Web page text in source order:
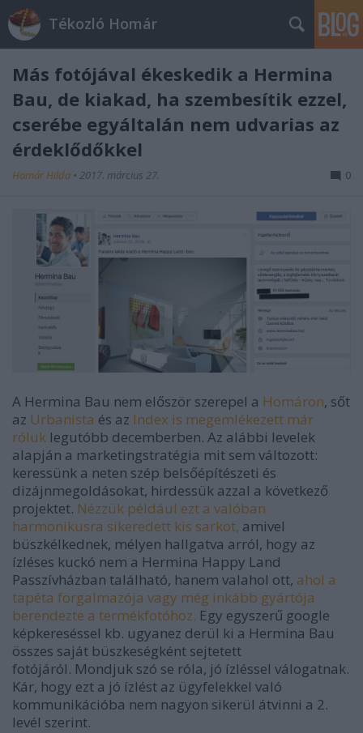
Tékozló Homár
Más fotójával ékeskedik a Hermina
Bau, de kiakad, ha szembesítik ezzel,
cserébe egyáltalán nem udvarias az
érdeklődőkkel
Homár Hilda • 2017. március 27. 0
A Hermina Bau nem először szerepel a Homáron, sőt
az Urbanista és az Index is megemlékezett már
róluk legutóbb decemberben. Az alábbi levelek
alapján a marketingstratégia mit sem változott:
keressünk a neten szép belsőépítészeti és
dizájnmegoldásokat, hirdessük azzal a következő
projektet. Nézzük például ezt a valóban
harmonikusra sikeredett kis sarkot, amivel
büszkélkednek, mélyen hallgatva arról, hogy az
ízléses kuckó nem a Hermina Happy Land
Passzívházban található, hanem valahol ott, ahol a
tapéta forgalmazója vagy még inkább gyártója
berendezte a termékfotóhoz. Egy egyszerű google
képkereséssel kb. ugyanez derül ki a Hermina Bau
összes saját büszkeségként sejtetett
fotójáról. Mondjuk szó se róla, jó ízléssel válogatnak.
Kár, hogy ezt a jó ízlést az ügyfelekkel való
kommunikációba nem nagyon sikerül átvinni a 2.
levél szerint.